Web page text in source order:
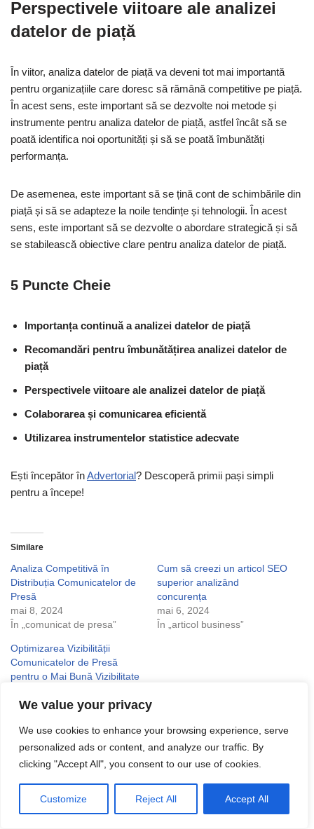
We value your privacy
We use cookies to enhance your browsing experience, serve
personalized ads or content, and analyze our traffic. By
clicking "Accept All", you consent to our use of cookies.
Customize Reject All Accept All
Perspectivele viitoare ale analizei
datelor de piață
În viitor, analiza datelor de piață va deveni tot mai importantă
pentru organizațiile care doresc să rămână competitive pe piață.
În acest sens, este important să se dezvolte noi metode și
instrumente pentru analiza datelor de piață, astfel încât să se
poată identifica noi oportunități și să se poată îmbunătăți
performanța.
De asemenea, este important să se țină cont de schimbările din
piață și să se adapteze la noile tendințe și tehnologii. În acest
sens, este important să se dezvolte o abordare strategică și să
se stabilească obiective clare pentru analiza datelor de piață.
5 Puncte Cheie
Importanța continuă a analizei datelor de piață
Recomandări pentru îmbunătățirea analizei datelor de
piață
Perspectivele viitoare ale analizei datelor de piață
Colaborarea și comunicarea eficientă
Utilizarea instrumentelor statistice adecvate
Ești începător înAdvertorial? Descoperă primii pași simpli
pentru a începe!
Similare
Analiza Competitivă în
Distribuția Comunicatelor de
Presă
mai 8, 2024
În „comunicat de presa”
Cum să creezi un articol SEO
superior analizând
concurența
mai 6, 2024
În „articol business”
Optimizarea Vizibilității
Comunicatelor de Presă
pentru o Mai Bună Vizibilitate
mai 8, 2024